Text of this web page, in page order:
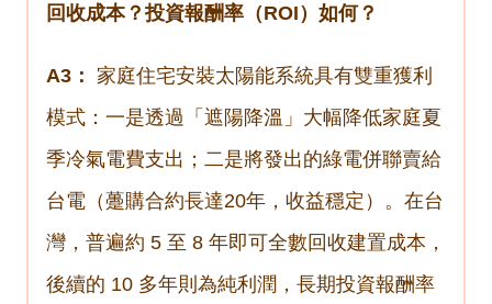
回收成本？投資報酬率（ROI）如何？
A3：
家庭住宅安裝太陽能系統具有雙重獲利
模式：一是透過「遮陽降溫」大幅降低家庭夏
季冷氣電費支出；二是將發出的綠電併聯賣給
台電（躉購合約長達20年，收益穩定）。在台
灣，普遍約 5 至 8 年即可全數回收建置成本，
後續的 10 多年則為純利潤，長期投資報酬率